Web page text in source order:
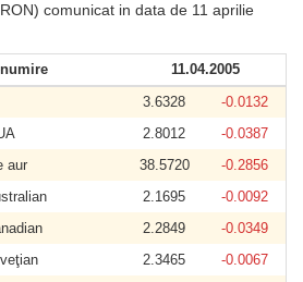
comunicat in data de 11 aprilie
11.04.2005
3.6328
-0.0132
2.8012
-0.0387
aur 38.5720
-0.2856
2.1695
-0.0092
2.2849
-0.0349
2.3465
-0.0067